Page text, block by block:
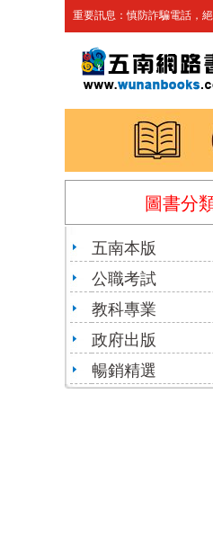
重要訊息：慎防詐騙電話，
圖書分
五南本版
公職考試
教科專業
政府出版
暢銷精選